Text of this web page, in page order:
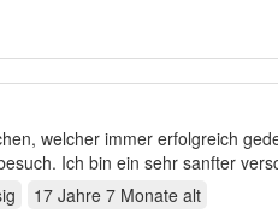
welcher immer erfolgreich
Ich bin ein sehr sanfter
17 Jahre 7 Monate alt